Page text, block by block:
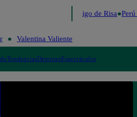
Me Caigo de Risa Perú
Valentina Valiente
TendenciasDeportesEspectáculos